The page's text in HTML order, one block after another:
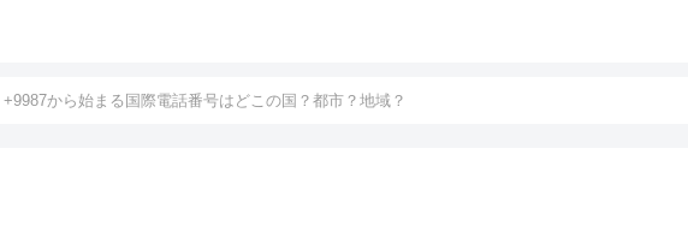
+9987から始まる国際電話番号はどこの国？都市？地域？